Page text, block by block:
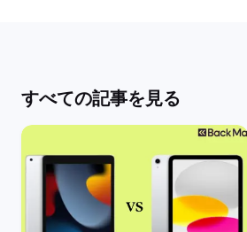
すべての記事を見る